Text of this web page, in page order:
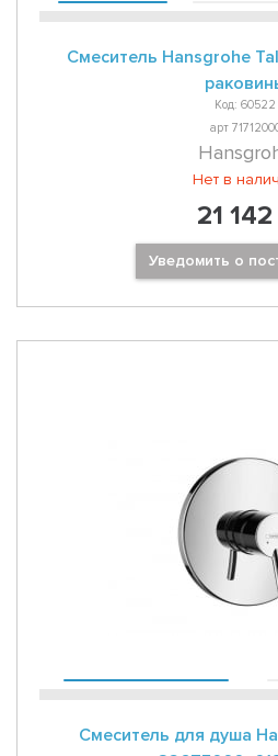
Смеситель Hansgrohe
Код: 60522
арт
Нет в
21
Уведомить о
Смеситель для душа